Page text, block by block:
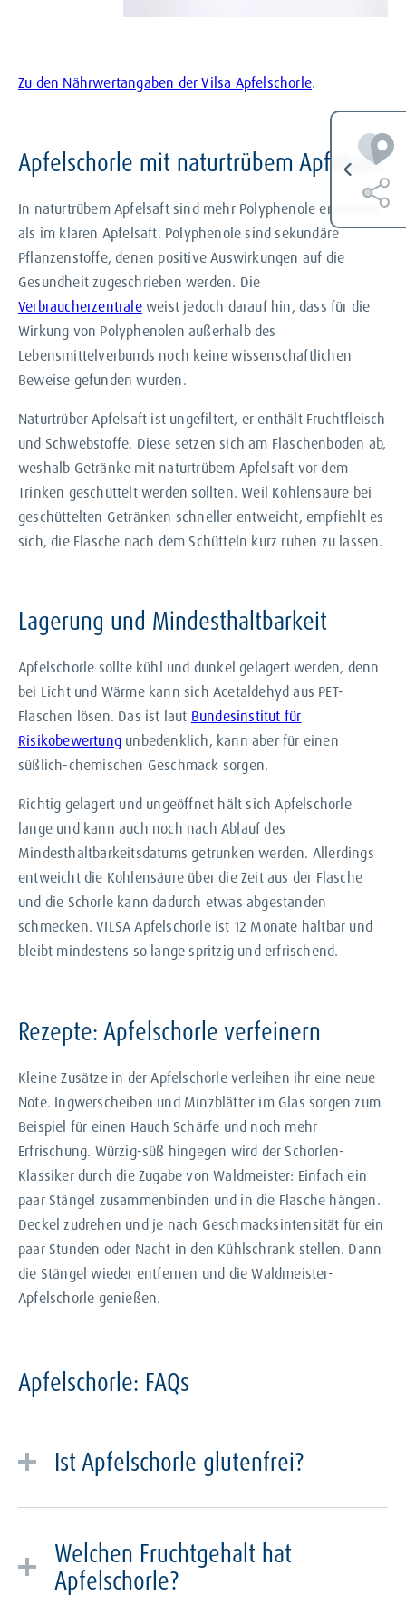
Zu den Nährwertangaben der Vilsa Apfelschorle.
Apfelschorle mit naturtrübem Apfelsaft
In naturtrübem Apfelsaft sind mehr Polyphenole enthalten
als im klaren Apfelsaft. Polyphenole sind sekundäre
Pflanzenstoffe, denen positive Auswirkungen auf die
Gesundheit zugeschrieben werden. Die
Verbraucherzentraleweist jedoch darauf hin, dass für die
Wirkung von Polyphenolen außerhalb des
Lebensmittelverbunds noch keine wissenschaftlichen
Beweise gefunden wurden.
Naturtrüber Apfelsaft ist ungefiltert, er enthält Fruchtfleisch
und Schwebstoffe. Diese setzen sich am Flaschenboden ab,
weshalb Getränke mit naturtrübem Apfelsaft vor dem
Trinken geschüttelt werden sollten. Weil Kohlensäure bei
geschüttelten Getränken schneller entweicht, empfiehlt es
sich, die Flasche nach dem Schütteln kurz ruhen zu lassen.
Lagerung und Mindesthaltbarkeit
Apfelschorle sollte kühl und dunkel gelagert werden, denn
bei Licht und Wärme kann sich Acetaldehyd aus PET-
Flaschen lösen. Das ist laut Bundesinstitut für
Risikobewertung unbedenklich, kann aber für einen
süßlich-chemischen Geschmack sorgen.
Richtig gelagert und ungeöffnet hält sich Apfelschorle
lange und kann auch noch nach Ablauf des
Mindesthaltbarkeitsdatums getrunken werden. Allerdings
entweicht die Kohlensäure über die Zeit aus der Flasche
und die Schorle kann dadurch etwas abgestanden
schmecken. VILSA Apfelschorle ist 12 Monate haltbar und
bleibt mindestens so lange spritzig und erfrischend.
Rezepte: Apfelschorle verfeinern
Kleine Zusätze in der Apfelschorle verleihen ihr eine neue
Note. Ingwerscheiben und Minzblätter im Glas sorgen zum
Beispiel für einen Hauch Schärfe und noch mehr
Erfrischung. Würzig-süß hingegen wird der Schorlen-
Klassiker durch die Zugabe von Waldmeister: Einfach ein
paar Stängel zusammenbinden und in die Flasche hängen.
Deckel zudrehen und je nach Geschmacksintensität für ein
paar Stunden oder Nacht in den Kühlschrank stellen. Dann
die Stängel wieder entfernen und die Waldmeister-
Apfelschorle genießen.
Apfelschorle: FAQs
Ist Apfelschorle glutenfrei?
Apfelschorle ist glutenfrei.
Welchen Fruchtgehalt hat
Apfelschorle?